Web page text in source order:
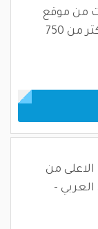
من موقع
شي ان الانجليزي للطلبات اكثر من 750
الاعلى من
العربي -